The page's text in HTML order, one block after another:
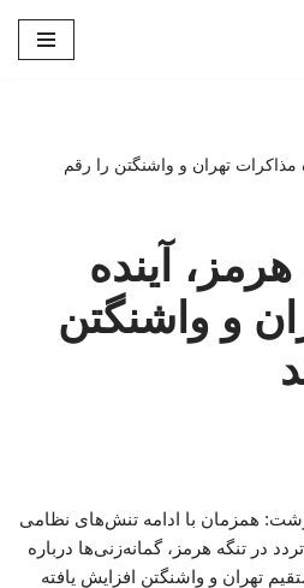
مذاکرات تهران و واشنگتن را رقم
آینده
و واشنگتن
همزمان با ادامه تنش‌های نظامی
در تنگه هرمز، گمانه‌زنی‌ها درباره
تهران و واشنگتن افزایش یافته